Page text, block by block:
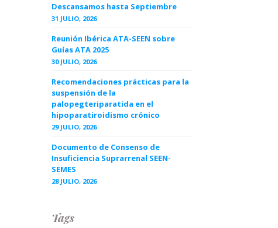
Descansamos hasta Septiembre
31 JULIO, 2026
Reunión Ibérica ATA-SEEN sobre
Guías ATA 2025
30 JULIO, 2026
Recomendaciones prácticas para la
suspensión de la
palopegteriparatida en el
hipoparatiroidismo crónico
29 JULIO, 2026
Documento de Consenso de
Insuficiencia Suprarrenal SEEN-
SEMES
28 JULIO, 2026
Tags